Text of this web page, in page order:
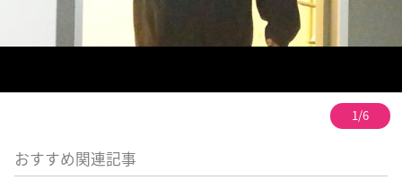
1/6
おすすめ関連記事